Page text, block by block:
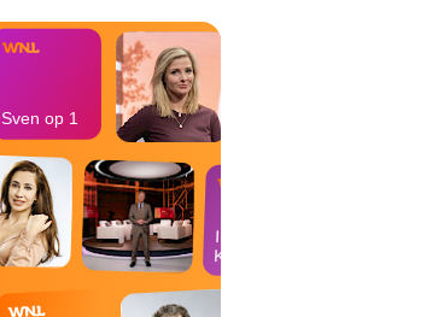
In de
Kantine
Sven op 1